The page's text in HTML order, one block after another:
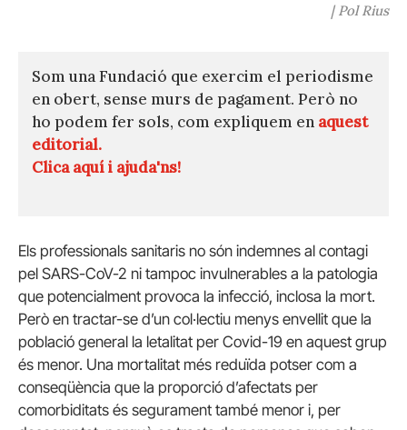
| Pol Rius
Som una Fundació que exercim el periodisme
en obert, sense murs de pagament. Però no
ho podem fer sols, com expliquem en aquest
editorial.
Clica aquí i ajuda'ns!
Els professionals sanitaris no són indemnes al contagi
pel SARS-CoV-2 ni tampoc invulnerables a la patologia
que potencialment provoca la infecció, inclosa la mort.
Però en tractar-se d’un col·lectiu menys envellit que la
població general la letalitat per Covid-19 en aquest grup
és menor. Una mortalitat més reduïda potser com a
conseqüència que la proporció d’afectats per
comorbiditats és segurament també menor i, per